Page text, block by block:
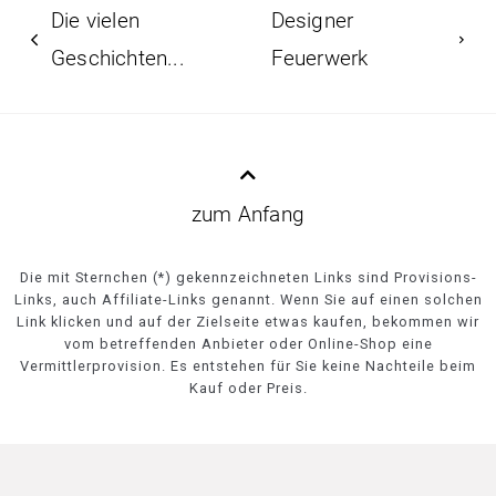
Die vielen
Geschichten...
Designer
Feuerwerk
zum Anfang
Die mit Sternchen (*) gekennzeichneten Links sind Provisions-
Links, auch Affiliate-Links genannt. Wenn Sie auf einen solchen
Link klicken und auf der Zielseite etwas kaufen, bekommen wir
vom betreffenden Anbieter oder Online-Shop eine
Vermittlerprovision. Es entstehen für Sie keine Nachteile beim
Kauf oder Preis.